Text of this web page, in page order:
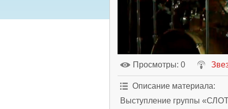
Просмотры: 0
Описание материала:
Выступление группы